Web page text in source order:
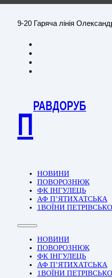
9-20 Гаряча лінія
П
РАВДОРУБ
НОВИНИ
ПОВОРОЗНЮК
ФК ІНГУЛЕЦЬ
АФ П’ЯТИХАТСЬКА
1ВОЇНИ
НОВИНИ
ПОВОРОЗНЮК
ФК ІНГУЛЕЦЬ
АФ П’ЯТИХАТСЬКА
1ВОЇНИ